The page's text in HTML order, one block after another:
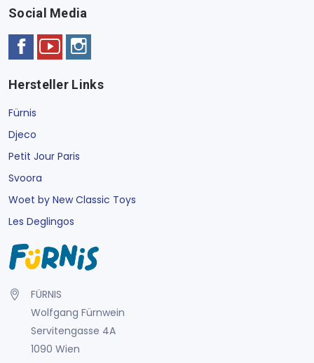
Social Media
Hersteller Links
Fürnis
Djeco
Petit Jour Paris
Svoora
Woet by New Classic Toys
Les Deglingos
FÜRNIS
Wolfgang Fürnwein
Servitengasse 4A
1090 Wien